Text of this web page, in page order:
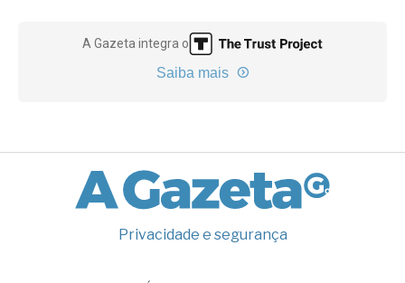
A Gazeta integra o
Saiba mais
Privacidade e segurança